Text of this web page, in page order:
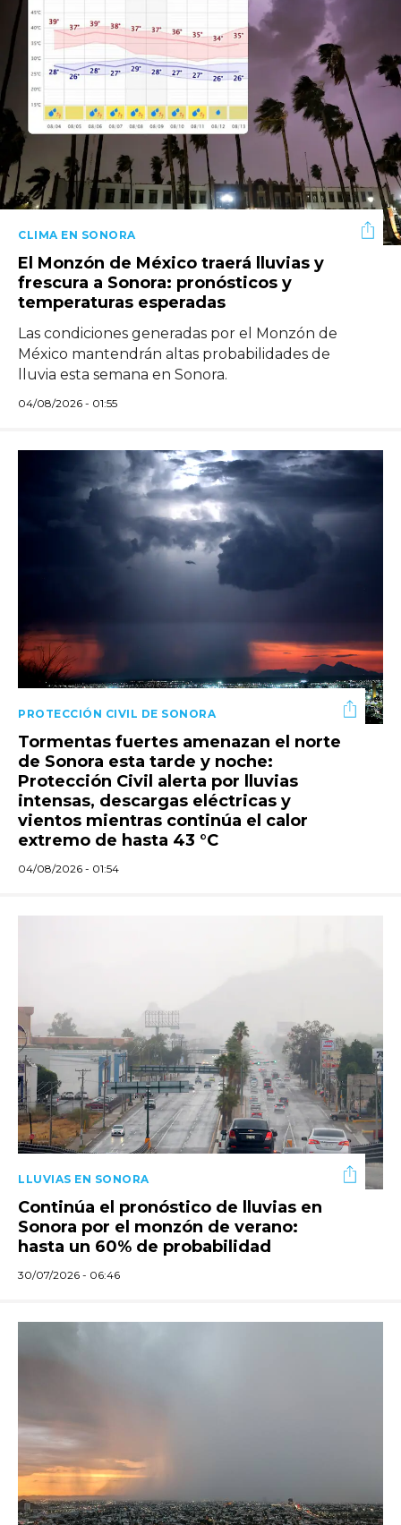
CLIMA EN SONORA
El Monzón de México traerá lluvias y
frescura a Sonora: pronósticos y
temperaturas esperadas
Las condiciones generadas por el Monzón de
México mantendrán altas probabilidades de
lluvia esta semana en Sonora.
04/08/2026 - 01:55
PROTECCIÓN CIVIL DE SONORA
Tormentas fuertes amenazan el norte
de Sonora esta tarde y noche:
Protección Civil alerta por lluvias
intensas, descargas eléctricas y
vientos mientras continúa el calor
extremo de hasta 43 °C
04/08/2026 - 01:54
LLUVIAS EN SONORA
Continúa el pronóstico de lluvias en
Sonora por el monzón de verano:
hasta un 60% de probabilidad
30/07/2026 - 06:46